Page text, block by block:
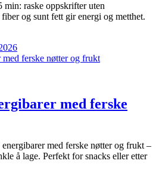
min: raske oppskrifter uten
og sunt fett gir energi og metthet.
med ferske
med ferske nøtter og frukt –
å lage. Perfekt for snacks eller etter